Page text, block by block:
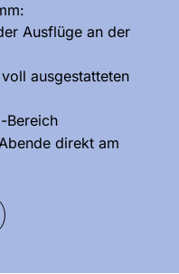
Ausflüge an der
ausgestatteten
Bereich
direkt am